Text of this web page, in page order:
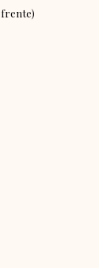
frente)